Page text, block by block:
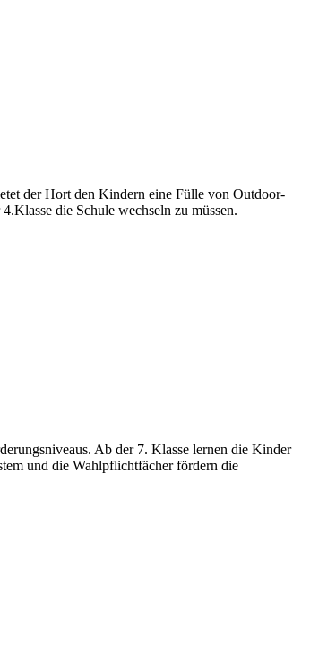
der Hort den Kindern eine Fülle von Outdoor-
die Schule wechseln zu müssen.
Ab der 7. Klasse lernen die Kinder
und die Wahlpflichtfächer fördern die